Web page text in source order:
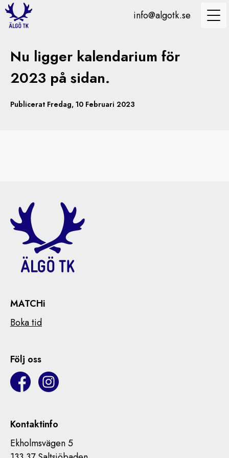
info@algotk.se
Nu ligger kalendarium för
2023 på sidan.
Publicerat Fredag, 10 Februari 2023
MATCHi
Boka tid
Följ oss
Kontaktinfo
Ekholmsvägen 5